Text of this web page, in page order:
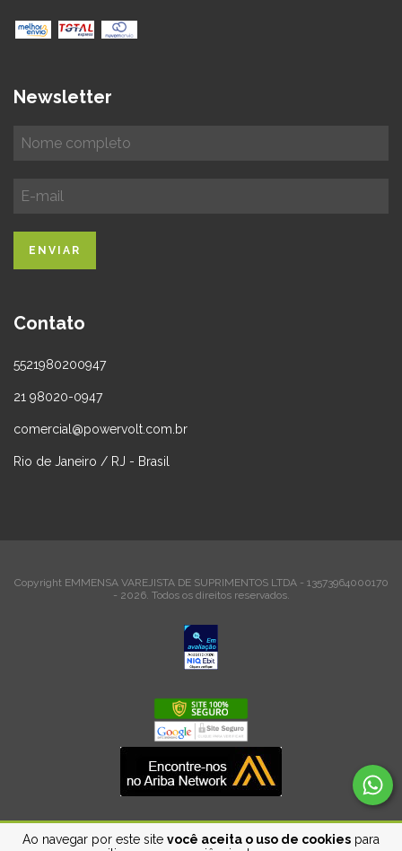
Ao navegar por este site você aceita o uso de cookies para
Newsletter
Contato
5521980200947
21 98020-0947
comercial@powervolt.com.br
Rio de Janeiro / RJ - Brasil
Copyright EMMENSA VAREJISTA DE SUPRIMENTOS LTDA - 13573964000170
- 2026. Todos os direitos reservados.